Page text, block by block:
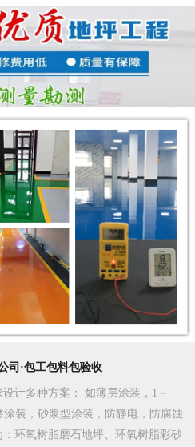
司·包工包料包验收
计多种方案 ： 如薄层涂装，1－
装，砂浆型涂装，防静电，防腐蚀
环氧树脂磨石地坪、环氧树脂彩砂